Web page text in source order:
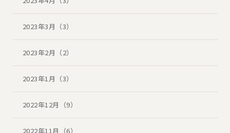
2023年3月（3）
2023年2月（2）
2023年1月（3）
2022年12月（9）
2022年11月（6）